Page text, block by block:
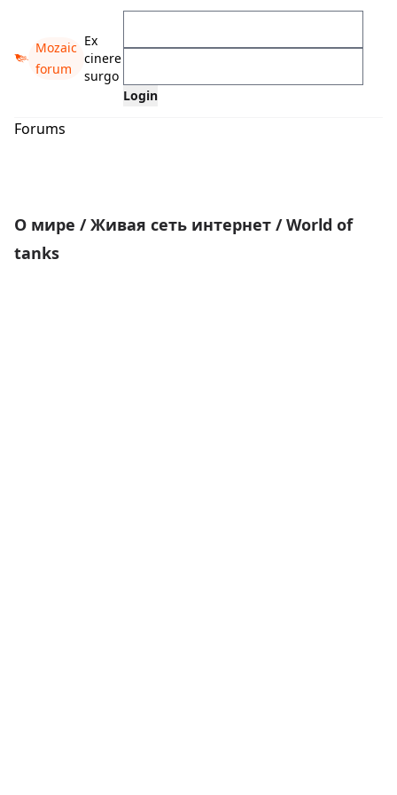
Mozaic
forum
Ex
cinere
surgo
Forums
О мире /Живая сеть интернет /World of
tanks